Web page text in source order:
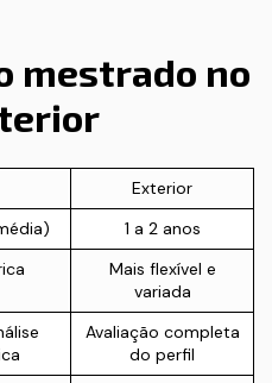
mestrado no
Exterior
1 a 2 anos
Mais flexível e
variada
Avaliação completa
do perfil